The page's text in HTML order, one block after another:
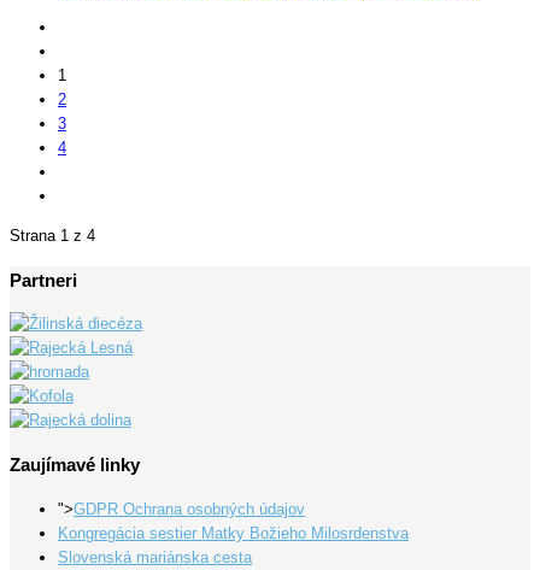
1
2
3
4
Strana 1 z 4
Partneri
Zaujímavé linky
">GDPR Ochrana osobných údajov
Kongregácia sestier Matky Božieho Milosrdenstva
Slovenská mariánska cesta